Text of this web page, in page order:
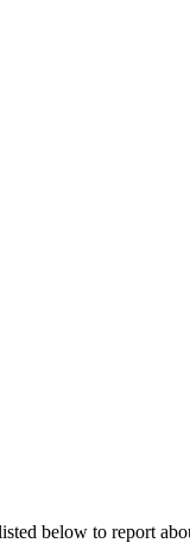
below to report